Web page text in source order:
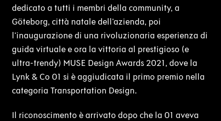
dedicato a tutti i membri della community, a
Göteborg, città natale dell'azienda, poi
l'inaugurazione di una rivoluzionaria esperienza di
guida virtuale e ora la vittoria al prestigioso (e
ultra-trendy) MUSE Design Awards 2021, dove la
Lynk & Co 01 si è aggiudicata il primo premio nella
categoria Transportation Design.
Il riconoscimento è arrivato dopo che la 01 aveva